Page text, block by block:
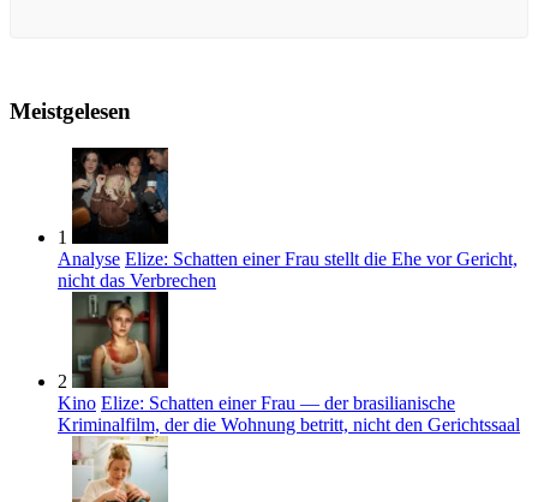
Meistgelesen
1
Analyse Elize: Schatten einer Frau stellt die Ehe vor Gericht,
nicht das Verbrechen
2
Kino Elize: Schatten einer Frau — der brasilianische
Kriminalfilm, der die Wohnung betritt, nicht den Gerichtssaal